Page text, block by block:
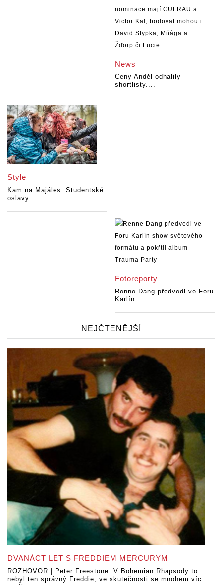
News
Ceny Anděl odhalily
shortlisty....
Style
Kam na Majáles: Studentské
oslavy...
Fotoreporty
Renne Dang předvedl ve Foru
Karlín...
NEJČTENĚJŠÍ
DVANÁCT LET S FREDDIEM MERCURYM
ROZHOVOR | Peter Freestone: V Bohemian Rhapsody to
nebyl ten správný Freddie, ve skutečnosti se mnohem víc